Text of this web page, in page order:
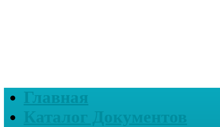
Главная
Каталог Документов